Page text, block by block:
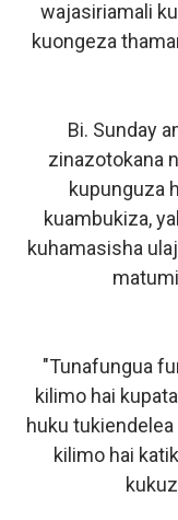
wajasiriamali
kuongeza
Bi. Sunday
zinazotokana
kupunguza
kuambukiza,
kuhamasisha
"Tunafungua
kilimo hai
huku
kilimo hai